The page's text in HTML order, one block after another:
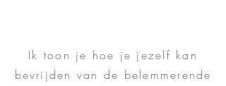
Ik toon je hoe je jezelf kan
bevrijden van de belemmerende